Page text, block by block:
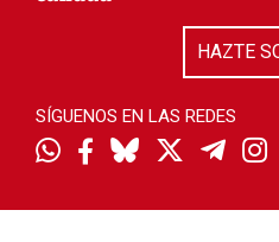
HAZTE
SÍGUENOS EN LAS REDES